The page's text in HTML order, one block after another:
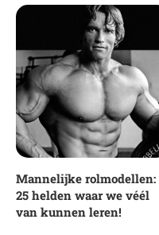
Mannelijke rolmodellen:
25 helden waar we véél
van kunnen leren!